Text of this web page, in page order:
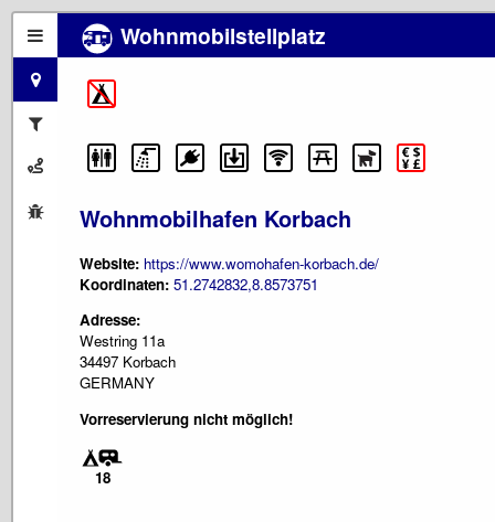
Wohnmobilstellplatz
Wohnmobilhafen Korbach
Website: https://www.womohafen-korbach.de/
Koordinaten: 51.2742832,8.8573751
Adresse:
Westring 11a
34497 Korbach
GERMANY
Vorreservierung nicht möglich!
18